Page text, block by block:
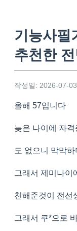
기능사필
추천한
작성일: 2026-07-
올해 57입니다
늦은 나이에 자
도 없으니 막막
그래서 제미나이
천해준것이 전선
그래서 쿠*으로